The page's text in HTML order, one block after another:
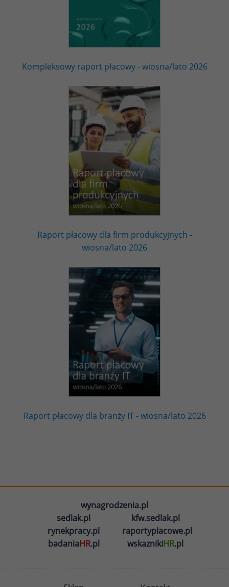
Kompleksowy raport płacowy - wiosna/lato 2026
Raport płacowy dla firm produkcyjnych -
wiosna/lato 2026
Raport płacowy dla branży IT - wiosna/lato 2026
wynagrodzenia.pl
sedlak.pl
kfw.sedlak.pl
rynekpracy.pl
raportyplacowe.pl
badaniaHR.pl wskaznikiHR.pl